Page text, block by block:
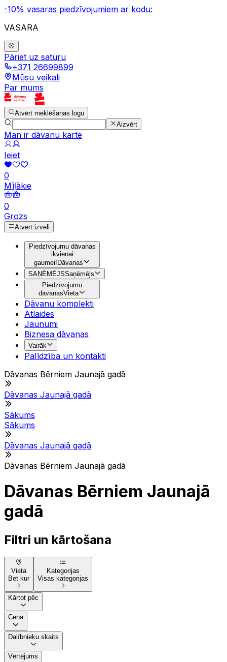
-10% vasaras piedzīvojumiem ar kodu:
VASARA
Pāriet uz saturu
+371 26699899
Mūsu veikali
Par mums
Atvērt meklēšanas logu
Aizvērt
Man ir dāvanu karte
Ieiet
0
Mīļākie
0
Grozs
Atvērt izvēli
Piedzīvojumu dāvanas
ikvienai
gaumei!Dāvanas
SAŅĒMĒJSSaņēmējs
Piedzīvojumu
dāvanasVieta
Dāvanu komplekti
Atlaides
Jaunumi
Biznesa dāvanas
Vairāk
Palīdzība un kontakti
Dāvanas Bērniem Jaunajā gadā
Dāvanas Jaunajā gadā
Sākums
Sākums
Dāvanas Jaunajā gadā
Dāvanas Bērniem Jaunajā gadā
Dāvanas Bērniem Jaunajā
gadā
Filtri un kārtošana
Vieta
Bet kur
Kategorijas
Visas kategorijas
Kārtot pēc
Cena
Dalībnieku skaits
Vērtējums